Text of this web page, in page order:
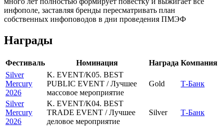
инфополе, заставляя бренды пересматривать план
собственных инфоповодов в дни проведения ПМЭФ
Награды
Фестиваль Номинация Награда Компания
Silver
Mercury
2026
K. EVENT/K05. BEST
PUBLIC EVENT / Лучшее
массовое мероприятие
Gold Т-Банк
Silver
Mercury
2026
K. EVENT/K04. BEST
TRADE EVENT / Лучшее
деловое мероприятие
Silver Т-Банк